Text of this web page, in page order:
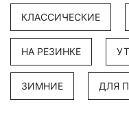
КЛАССИЧЕСКИЕ
НА РЕЗИНКЕ
ЗИМНИЕ ДЛЯ